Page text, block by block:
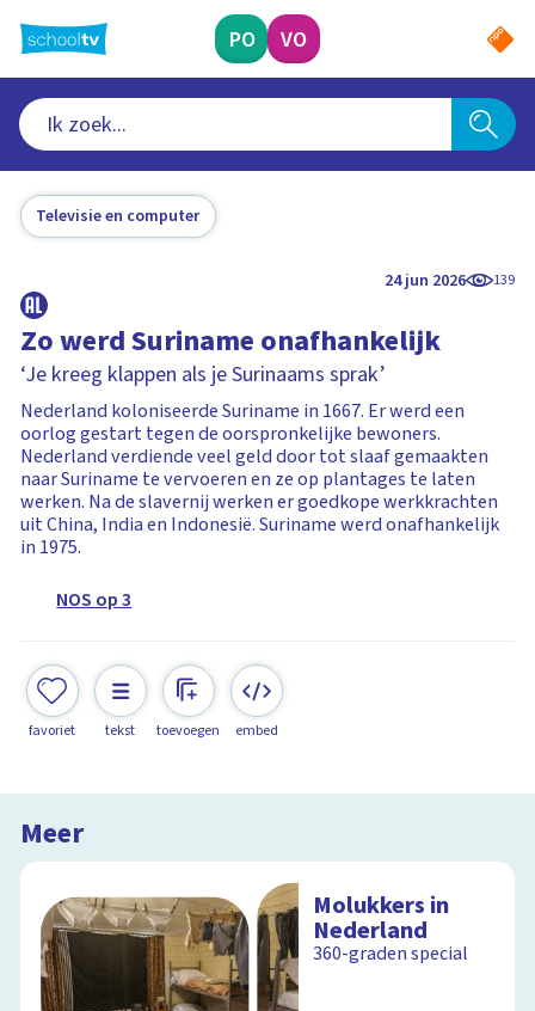
naar
hoofdinhoud
PO VO
Televisie en computer
24 jun 2026 139
Zo werd Suriname onafhankelijk
‘Je kreeg klappen als je Surinaams sprak’
Nederland koloniseerde Suriname in 1667. Er werd een
oorlog gestart tegen de oorspronkelijke bewoners.
Nederland verdiende veel geld door tot slaaf gemaakten
naar Suriname te vervoeren en ze op plantages te laten
werken. Na de slavernij werken er goedkope werkkrachten
uit China, India en Indonesië. Suriname werd onafhankelijk
in 1975.
NOS op 3
favoriet tekst toevoegen embed
Meer
Molukkers in
Nederland
360-graden special